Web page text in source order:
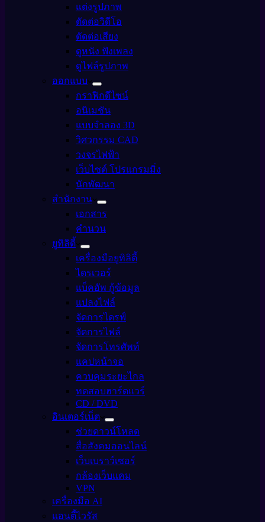
แต่งรูปภาพ
ตัดต่อวิดีโอ
ตัดต่อเสียง
ดูหนัง ฟังเพลง
ดูไฟล์รูปภาพ
ออกแบบ
กราฟิกดีไซน์
อนิเมชัน
แบบจำลอง 3D
วิศวกรรม CAD
วงจรไฟฟ้า
เว็บไซต์ โปรแกรมมิ่ง
นักพัฒนา
สำนักงาน
เอกสาร
คำนวน
ยูทิลิตี้
เครื่องมือยูทิลิตี้
ไดรเวอร์
แบ็คอัพ กู้ข้อมูล
แปลงไฟล์
จัดการไดรฟ์
จัดการไฟล์
จัดการโทรศัพท์
แคปหน้าจอ
ควบคุมระยะไกล
ทดสอบฮาร์ดแวร์
CD / DVD
อินเตอร์เน็ต
ช่วยดาวน์โหลด
สื่อสังคมออนไลน์
เว็บเบราว์เซอร์
กล้องเว็บแคม
VPN
เครื่องมือ AI
แอนตี้ไวรัส